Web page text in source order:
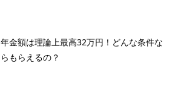
年金額は理論上最高32万円！どんな条件な
らもらえるの？